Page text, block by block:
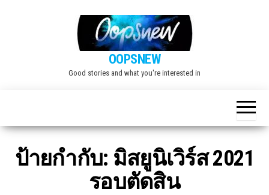
OOPSNEW
Good stories and what you're interested in
ป้ายกำกับ: มิสยูนิเวิร์ส 2021
รอบตัดสิน